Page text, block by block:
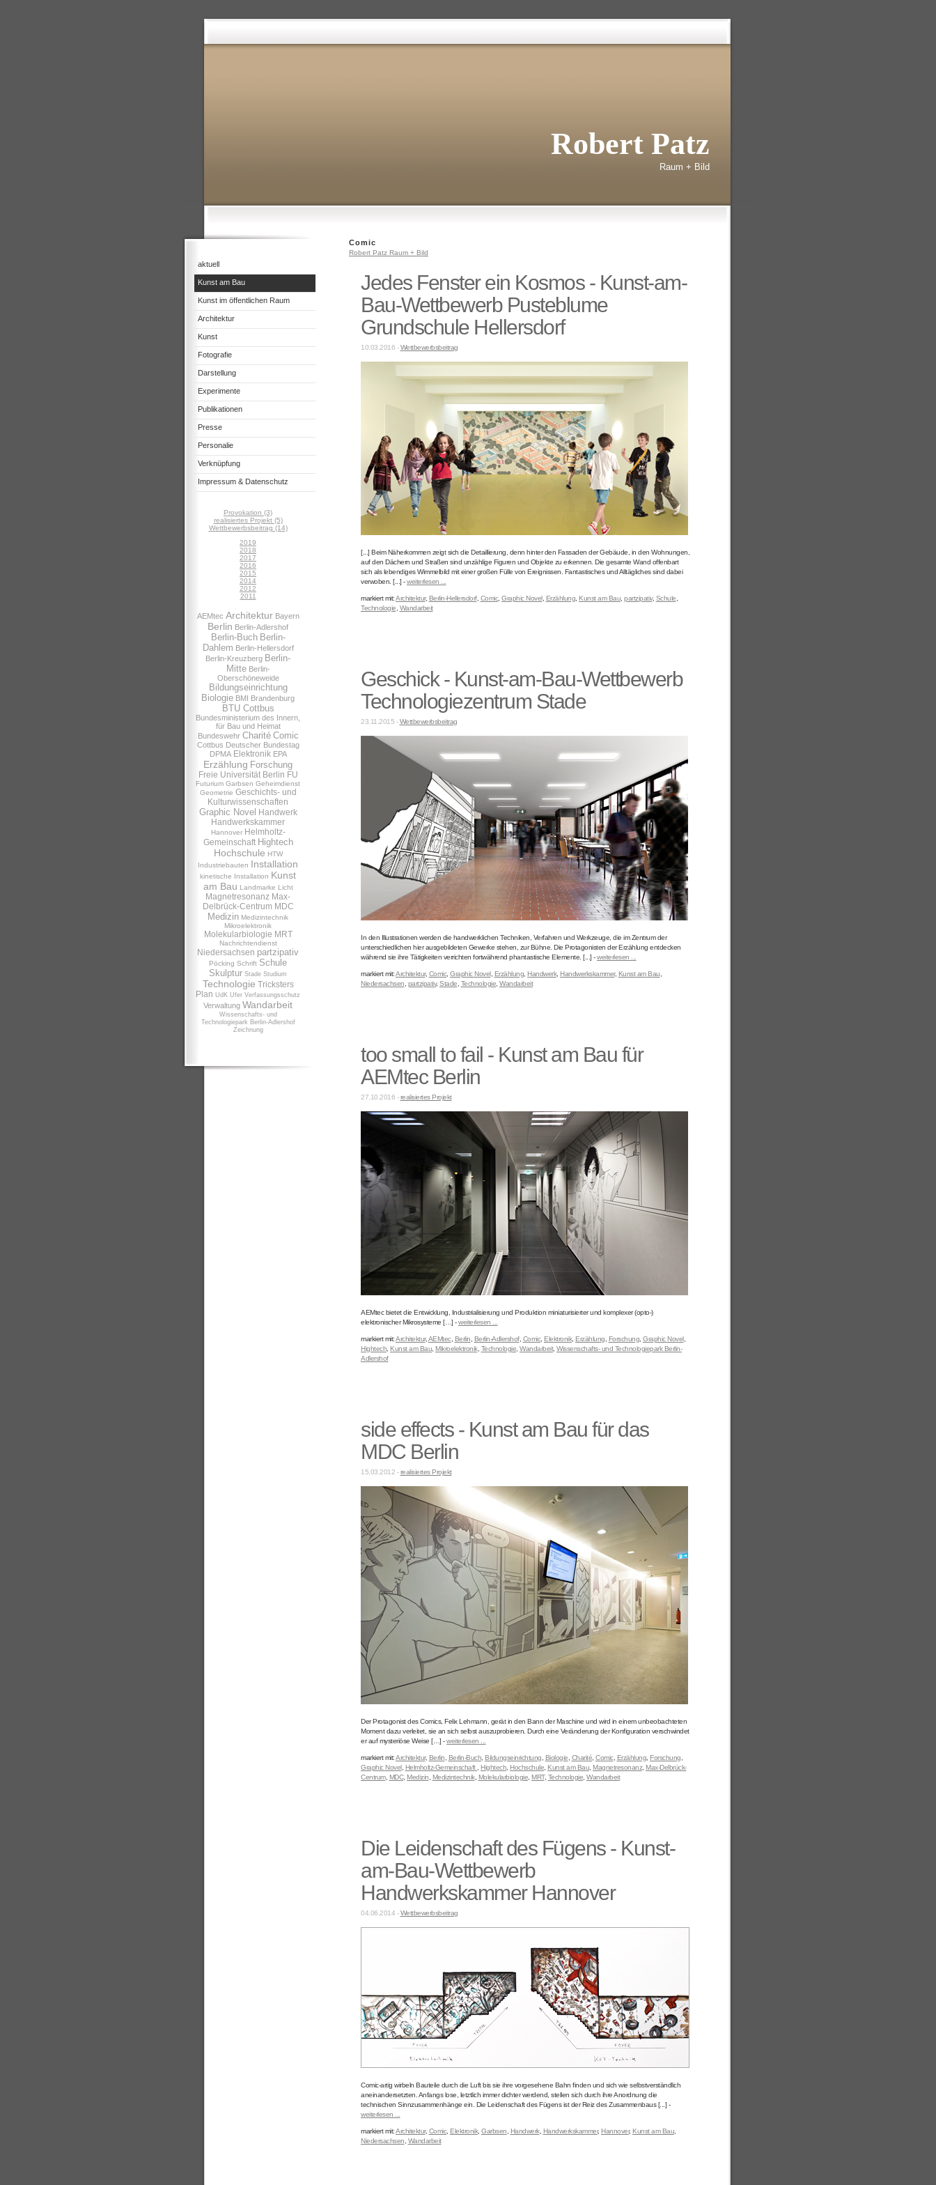
Robert Patz
Raum + Bild
aktuell
Kunst am Bau
Kunst im öffentlichen Raum
Architektur
Kunst
Fotografie
Darstellung
Experimente
Publikationen
Presse
Personalie
Verknüpfung
Impressum & Datenschutz
Provokation (3)
realisiertes Projekt (5)
Wettbewerbsbeitrag (14)
2019
2018
2017
2016
2015
2014
2012
2011
AEMtec Architektur Bayern
Berlin Berlin-Adlershof
Berlin-Buch Berlin-
Dahlem Berlin-Hellersdorf
Berlin-Kreuzberg Berlin-
Mitte Berlin-
Oberschöneweide
Bildungseinrichtung
Biologie BMI Brandenburg
BTU Cottbus
Bundesministerium des Innern,
für Bau und Heimat
Bundeswehr Charité Comic
Cottbus Deutscher Bundestag
DPMA Elektronik EPA
Erzählung Forschung
Freie Universität Berlin FU
Futurium Garbsen Geheimdienst
Geometrie Geschichts- und
Kulturwissenschaften
Graphic Novel Handwerk
Handwerkskammer
Hannover Helmholtz-
Gemeinschaft Hightech
Hochschule HTW
Industriebauten Installation
kinetische Installation Kunst
am Bau Landmarke Licht
Magnetresonanz Max-
Delbrück-Centrum MDC
Medizin Medizintechnik
Mikroelektronik
Molekularbiologie MRT
Nachrichtendienst
Niedersachsen partzipativ
Pöcking Schrift Schule
Skulptur Stade Studium
Technologie Tricksters
Plan UdK Ufer Verfassungsschutz
Verwaltung Wandarbeit
Wissenschafts- und
Technologiepark Berlin-Adlershof
Zeichnung
Comic
Robert Patz Raum + Bild
Jedes Fenster ein Kosmos - Kunst-am-
Bau-Wettbewerb Pusteblume
Grundschule Hellersdorf
10.03.2016 -Wettbewerbsbeitrag
[...] Beim Näherkommen zeigt sich die Detaillierung, denn hinter den Fassaden der Gebäude, in den Wohnungen,
auf den Dächern und Straßen sind unzählige Figuren und Objekte zu erkennen. Die gesamte Wand offenbart
sich als lebendiges Wimmelbild mit einer großen Fülle von Ereignissen. Fantastisches und Alltägliches sind dabei
verwoben. [...] -weiterlesen ...
markiert mit:Architektur, Berlin-Hellersdorf, Comic, Graphic Novel, Erzählung Kunst am Bau partzipativ, Schule
Technologie Wandarbeit
Geschick - Kunst-am-Bau-Wettbewerb
Technologiezentrum Stade
23.11.2015 -Wettbewerbsbeitrag
In den Illustrationen werden die handwerklichen Techniken, Verfahren und Werkzeuge, die im Zentrum der
unterschiedlichen hier ausgebildeten Gewerke stehen, zur Bühne. Die Protagonisten der Erzählung entdecken
während sie ihre Tätigkeiten verrichten fortwährend phantastische Elemente. [...] -weiterlesen ...
markiert mit:Architektur, Comic, Graphic Novel, Erzählung Handwerk, Handwerkskammer, Kunst am Bau
Niedersachsen partzipativ, Stade Technologie Wandarbeit
too small to fail - Kunst am Bau für
AEMtec Berlin
27.10.2016 -realisiertes Projekt
AEMtec bietet die Entwicklung, Industrialisierung und Produktion miniaturisierter und komplexer (opto-)
elektronischer Mikrosysteme […] -weiterlesen ...
markiert mit:Architektur, AEMtec, Berlin Berlin-Adlershof, Comic, Elektronik, Erzählung Forschung Graphic Novel,
Hightech Kunst am Bau Mikroelektronik, Technologie Wandarbeit, Wissenschafts- und Technologiepark Berlin-
Adlershof
side effects - Kunst am Bau für das
MDC Berlin
15.03.2012 -realisiertes Projekt
Der Protagonist des Comics, Felix Lehmann, gerät in den Bann der Maschine und wird in einem unbeobachteten
Moment dazu verleitet, sie an sich selbst auszuprobieren. Durch eine Veränderung der Konfiguration verschwindet
er auf mysteriöse Weise […] -weiterlesen ...
markiert mit:Architektur, Berlin Berlin-Buch Bildungseinrichtung Biologie Charité Comic, Erzählung Forschung
Graphic Novel, Helmholtz-Gemeinschaft Hightech Hochschule Kunst am Bau Magnetresonanz, Max-Delbrück-
Centrum, MDC, Medizin Medizintechnik, Molekularbiologie MRT, Technologie Wandarbeit
Die Leidenschaft des Fügens - Kunst-
am-Bau-Wettbewerb
Handwerkskammer Hannover
04.06.2014 -Wettbewerbsbeitrag
Comic-artig wirbeln Bauteile durch die Luft bis sie ihre vorgesehene Bahn finden und sich wie selbstverständlich
aneinandersetzten. Anfangs lose, letztlich immer dichter werdend, stellen sich durch ihre Anordnung die
technischen Sinnzusammenhänge ein. Die Leidenschaft des Fügens ist der Reiz des Zusammenbaus [...] -
weiterlesen ...
markiert mit:Architektur, Comic, Elektronik, Garbsen Handwerk, Handwerkskammer, Hannover, Kunst am Bau
Niedersachsen Wandarbeit